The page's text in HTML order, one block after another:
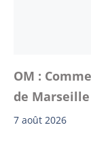
OM :
de Marseille
7 août 2026